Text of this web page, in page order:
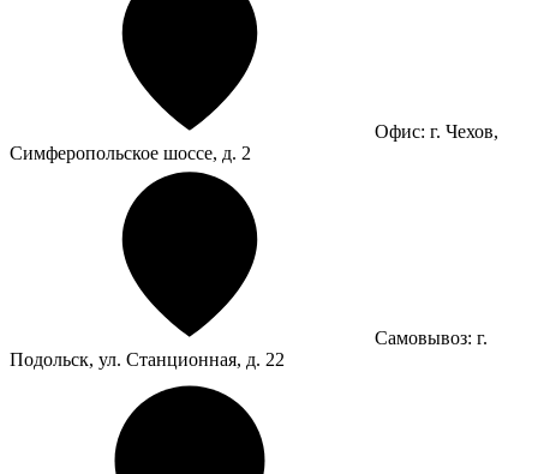
Офис: г. Чехов,
Симферопольское шоссе, д. 2
Самовывоз: г.
Подольск, ул. Станционная, д. 22